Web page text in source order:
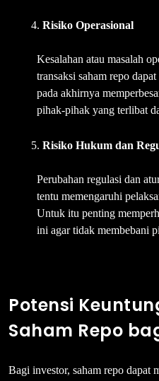
Risiko Operasional
Kesalahan atau masalah
transaksi saham repo
pada akhirnya
pihak-pihak yang terlibat
Risiko Hukum dan
Perubahan regulasi dan
tentu memengaruhi
Untuk itu penting
ini agar tidak membebani
Potensi
Saham Repo
Bagi investor, saham repo dapat